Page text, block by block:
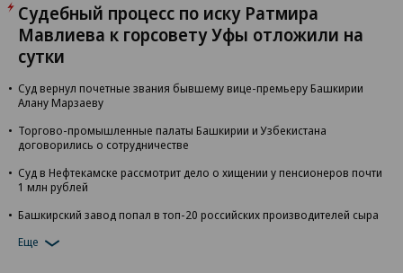
Судебный процесс по иску Ратмира
Мавлиева к горсовету Уфы отложили на
сутки
Суд вернул почетные звания бывшему вице-премьеру Башкирии
Алану Марзаеву
Торгово-промышленные палаты Башкирии и Узбекистана
договорились о сотрудничестве
Суд в Нефтекамске рассмотрит дело о хищении у пенсионеров почти
1 млн рублей
Башкирский завод попал в топ-20 российских производителей сыра
Еще